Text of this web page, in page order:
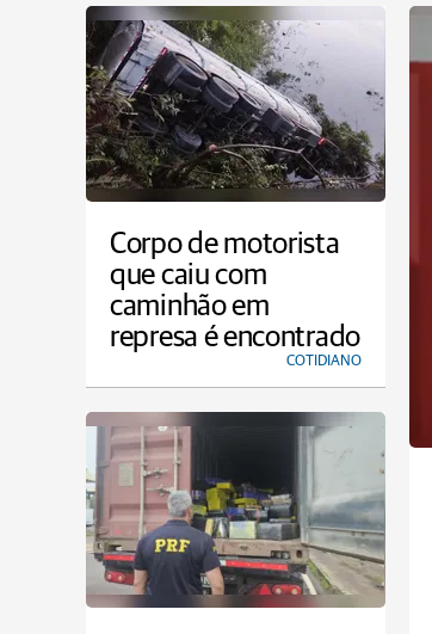
Corpo de motorista
que caiu com
caminhão em
represa é encontrado
COTIDIANO